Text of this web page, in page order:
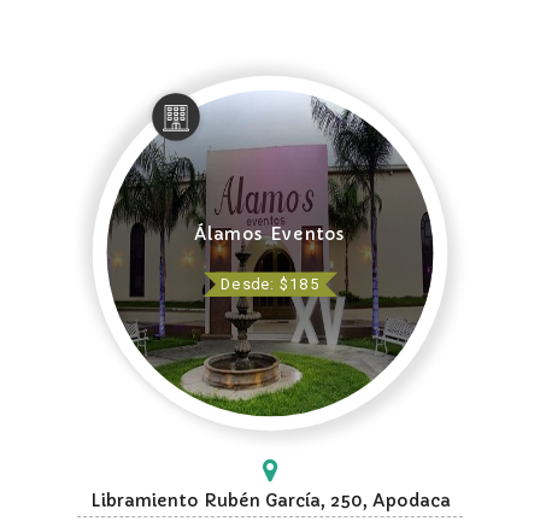
Álamos Eventos
Desde: $185
Libramiento Rubén García, 250, Apodaca